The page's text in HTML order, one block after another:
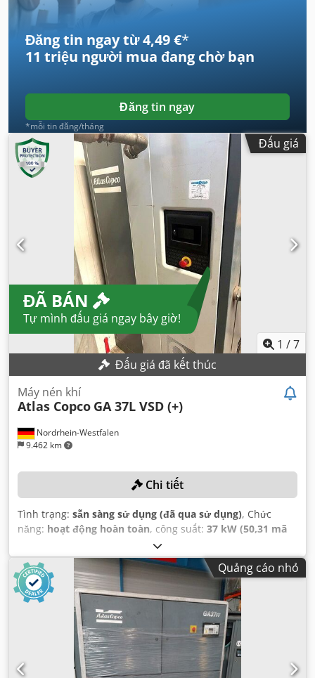
Đăng tin ngay từ 4,49 €*
11 triệu người mua đang chờ bạn
Đăng tin ngay
*mỗi tin đăng/tháng
Đấu giá
ĐÃ BÁN
Tự mình đấu giá ngay bây giờ!
1 /7
Đấu giá đã kết thúc
Nordrhein-Westfalen
9.462 km
Máy nén khí
Atlas Copco GA 37L VSD (+)
Chi tiết
Tình trạng: sẵn sàng sử dụng (đã qua sử dụng), Chức
năng: hoạt động hoàn toàn, công suất: 37 kW (50,31 mã
, áp suất (tối đa):
tích bồn chứa khả dụng:1.500 l, tốc độ quay (tối đa):3.800
vòng/phút
, lưu lượng thể tích:475,2 m³/giờ, số
máy/phương tiện:API866497
Quảng cáo nhỏ